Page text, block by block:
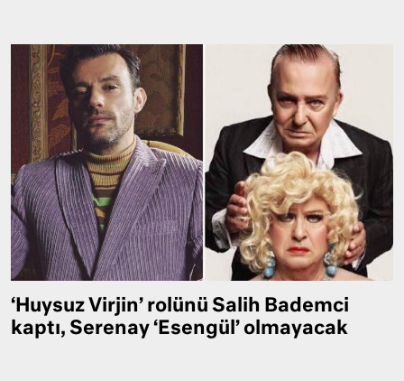
‘Huysuz Virjin’ rolünü Salih Bademci
kaptı, Serenay ‘Esengül’ olmayacak